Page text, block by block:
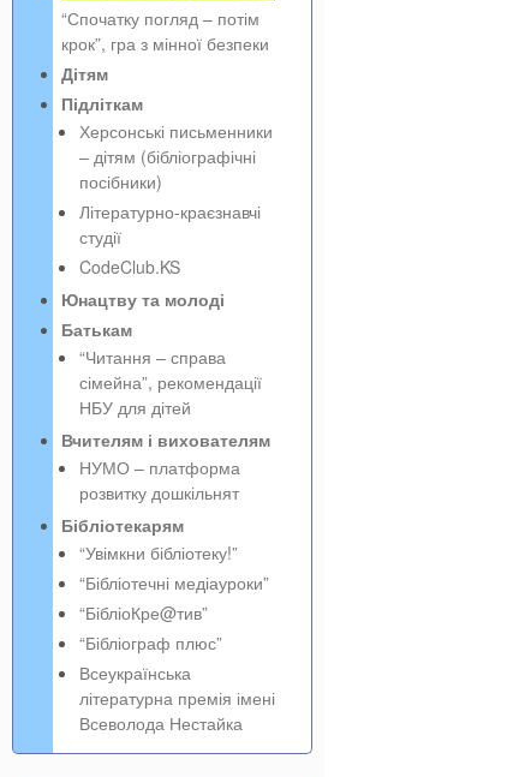
“Спочатку погляд – потім
крок”, гра з мінної безпеки
Дітям
Підліткам
Херсонські письменники
– дітям (бібліографічні
посібники)
Літературно-краєзнавчі
студії
CodeClub.KS
Юнацтву та молоді
Батькам
“Читання – справа
сімейна”, рекомендації
НБУ для дітей
Вчителям і вихователям
НУМО – платформа
розвитку дошкільнят
Бібліотекарям
“Увімкни бібліотеку!”
“Бібліотечні медіауроки”
“БібліоКре@тив”
“Бібліограф плюс”
Всеукраїнська
літературна премія імені
Всеволода Нестайка